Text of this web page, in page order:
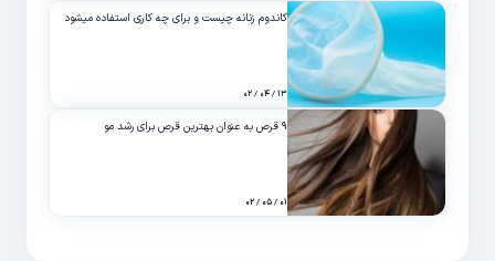
کاندوم زنانه چیست و برای چه کاری استفاده میشود
۱۳ / ۰۴ / ۰۲
۹ قرص به عنوان بهترین قرص برای رشد مو
۰۱ / ۰۵ / ۰۲